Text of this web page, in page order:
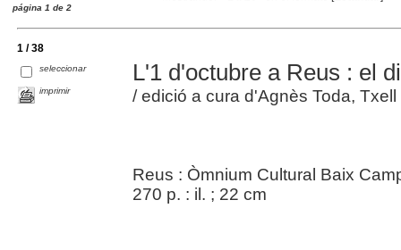
página 1 de 2
1 / 38
seleccionar
imprimir
L'1 d'octubre a Reus : el
/ edició a cura d'Agnès Toda,
Reus : Òmnium Cultural Baix
270 p. : il. ; 22 cm